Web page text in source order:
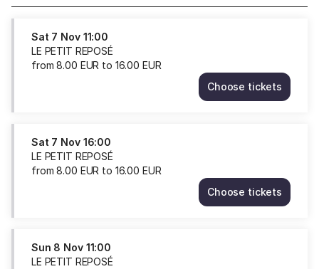
Sat 7 Nov 11:00
LE PETIT REPOSÉ
from8.00 EUR to 16.00 EUR
Choose tickets
LE
11:00
from
8.00
Sat 7 Nov 16:00
LE PETIT REPOSÉ
from8.00 EUR to 16.00 EUR
Choose tickets
LE
Sun 8 Nov 11:00
LE PETIT REPOSÉ